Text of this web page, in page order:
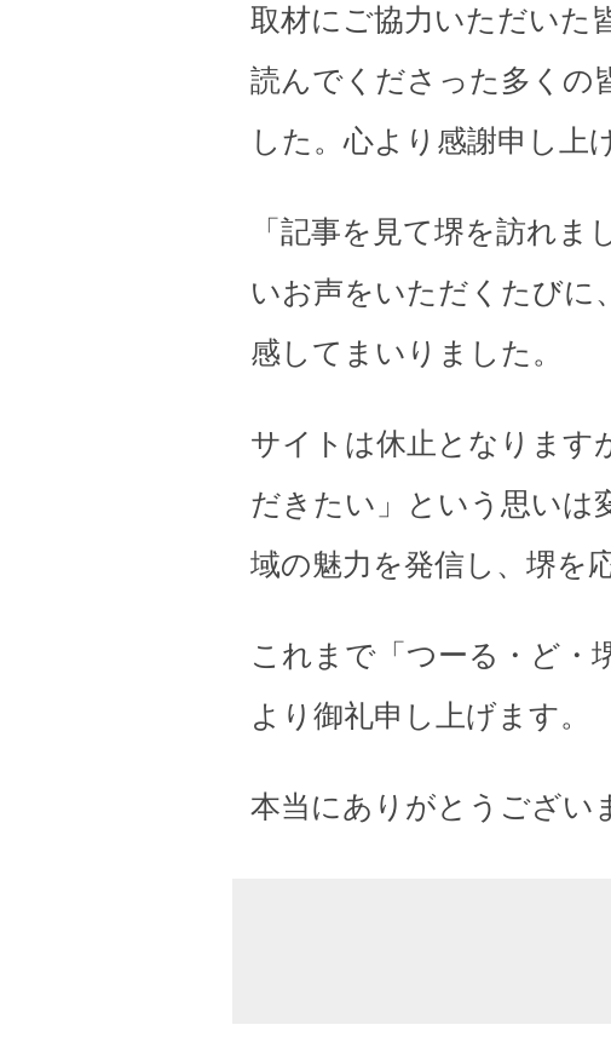
取材にご協力いただいた
読んでくださった多くの
した。心より感謝申し上
「記事を見て堺を訪れ
いお声をいただくたびに
感してまいりました。
サイトは休止となります
だきたい」という思いは
域の魅力を発信し、堺を
これまで「つーる・ど・
より御礼申し上げます。
本当にありがとうござい